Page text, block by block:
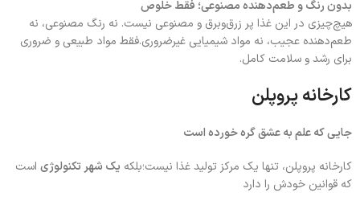
بدون رنگ و طعم‌دهنده مصنوعی؛ فقط خلوص
هیچ‌چیزی در این غذا پر زرق‌وبرق و مصنوعی نیست. نه رنگ مصنوعی، نه
طعم‌دهنده عجیب، نه مواد شیمیایی غیرضروری.فقط مواد طبیعی و ضروری
برای رشد و سلامت کامل.
کارخانه پروپلن
جایی که علم به عشق گره خورده است
کارخانه پروپلن، تنها یک مرکز تولید غذا نیست؛بلکه یک شهر تکنولوژی است
که قوانین خودش را دارد